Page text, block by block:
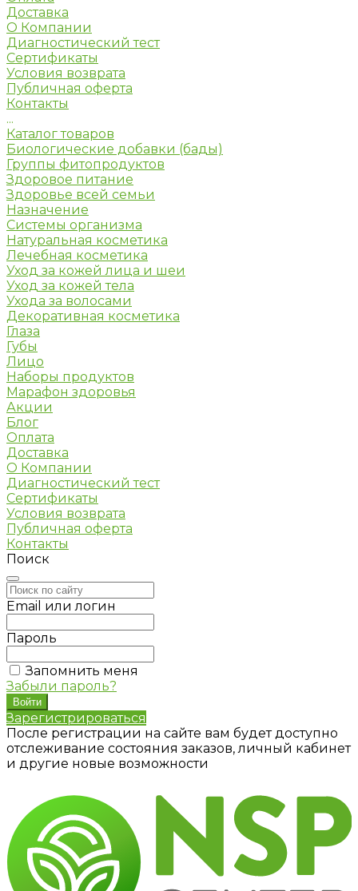
Доставка
О Компании
Диагностический тест
Сертификаты
Условия возврата
Публичная оферта
Контакты
...
Каталог товаров
Биологические добавки (бады)
Группы фитопродуктов
Здоровое питание
Здоровье всей семьи
Назначение
Системы организма
Натуральная косметика
Лечебная косметика
Уход за кожей лица и шеи
Уход за кожей тела
Ухода за волосами
Декоративная косметика
Глаза
Губы
Лицо
Наборы продуктов
Марафон здоровья
Акции
Блог
Оплата
Доставка
О Компании
Диагностический тест
Сертификаты
Условия возврата
Публичная оферта
Контакты
Поиск
Email или логин
Пароль
Запомнить меня
Забыли пароль?
Зарегистрироваться
После регистрации на сайте вам будет доступно
отслеживание состояния заказов, личный кабинет
и другие новые возможности